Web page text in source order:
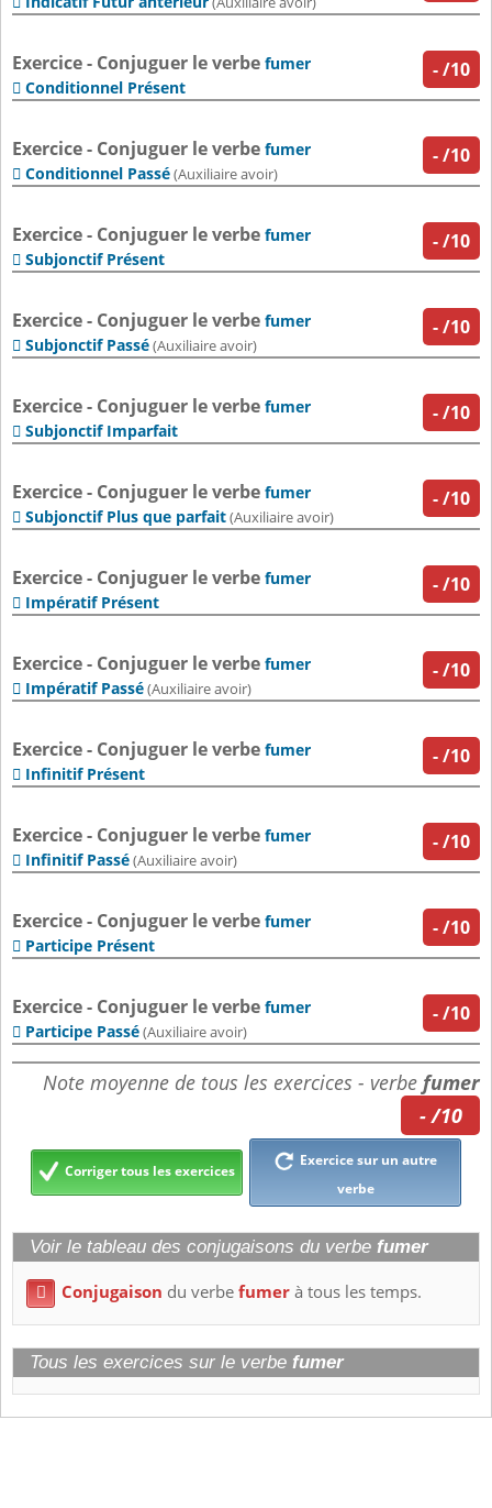
-/10
Exercice - Conjuguer le verbe fumer
 Conditionnel Présent
-/10
Exercice - Conjuguer le verbe fumer
 Conditionnel Passé(Auxiliaire avoir)
-/10
Exercice - Conjuguer le verbe fumer
 Subjonctif Présent
-/10
Exercice - Conjuguer le verbe fumer
 Subjonctif Passé(Auxiliaire avoir)
-/10
Exercice - Conjuguer le verbe fumer
 Subjonctif Imparfait
-/10
Exercice - Conjuguer le verbe fumer
 Subjonctif Plus que parfait(Auxiliaire avoir)
-/10
Exercice - Conjuguer le verbe fumer
 Impératif Présent
-/10
Exercice - Conjuguer le verbe fumer
 Impératif Passé(Auxiliaire avoir)
-/10
Exercice - Conjuguer le verbe fumer
 Infinitif Présent
-/10
Exercice - Conjuguer le verbe fumer
 Infinitif Passé(Auxiliaire avoir)
-/10
Exercice - Conjuguer le verbe fumer
 Participe Présent
-/10
Exercice - Conjuguer le verbe fumer
 Participe Passé(Auxiliaire avoir)
Note moyenne de tous les exercices - verbe fumer
- /10
Corriger tous les exercices
Exercice sur un autre
verbe
Voir le tableau des conjugaisons du verbe fumer
 Conjugaison du verbefumerà tous les temps.
Tous les exercices sur le verbe fumer